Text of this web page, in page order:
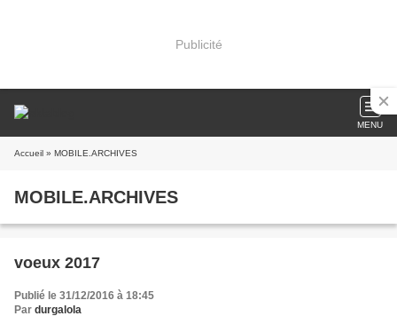
Publicité
MENU
Accueil » MOBILE.ARCHIVES
MOBILE.ARCHIVES
voeux 2017
Publié le 31/12/2016 à 18:45
Par durgalola